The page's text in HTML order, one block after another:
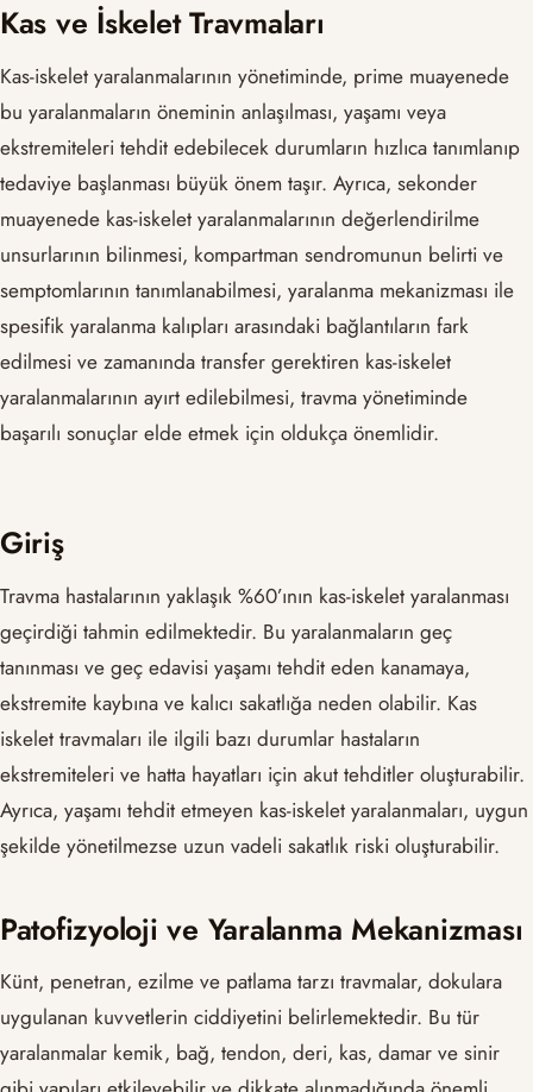
Kas ve İskelet Travmaları
Kas-iskelet yaralanmalarının yönetiminde, prime muayenede
bu yaralanmaların öneminin anlaşılması, yaşamı veya
ekstremiteleri tehdit edebilecek durumların hızlıca tanımlanıp
tedaviye başlanması büyük önem taşır. Ayrıca, sekonder
muayenede kas-iskelet yaralanmalarının değerlendirilme
unsurlarının bilinmesi, kompartman sendromunun belirti ve
semptomlarının tanımlanabilmesi, yaralanma mekanizması ile
spesifik yaralanma kalıpları arasındaki bağlantıların fark
edilmesi ve zamanında transfer gerektiren kas-iskelet
yaralanmalarının ayırt edilebilmesi, travma yönetiminde
başarılı sonuçlar elde etmek için oldukça önemlidir.
Giriş
Travma hastalarının yaklaşık %60’ının kas-iskelet yaralanması
geçirdiği tahmin edilmektedir. Bu yaralanmaların geç
tanınması ve geç edavisi yaşamı tehdit eden kanamaya,
ekstremite kaybına ve kalıcı sakatlığa neden olabilir. Kas
iskelet travmaları ile ilgili bazı durumlar hastaların
ekstremiteleri ve hatta hayatları için akut tehditler oluşturabilir.
Ayrıca, yaşamı tehdit etmeyen kas-iskelet yaralanmaları, uygun
şekilde yönetilmezse uzun vadeli sakatlık riski oluşturabilir.
Patofizyoloji ve Yaralanma Mekanizması
Künt, penetran, ezilme ve patlama tarzı travmalar, dokulara
uygulanan kuvvetlerin ciddiyetini belirlemektedir. Bu tür
yaralanmalar kemik, bağ, tendon, deri, kas, damar ve sinir